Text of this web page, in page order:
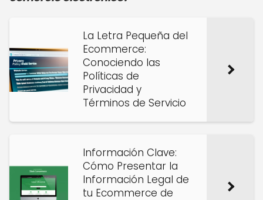
La Letra Pequeña del
Ecommerce:
Conociendo las
Políticas de
Privacidad y
Términos de Servicio
Información Clave:
Cómo Presentar la
Información Legal de
tu Ecommerce de